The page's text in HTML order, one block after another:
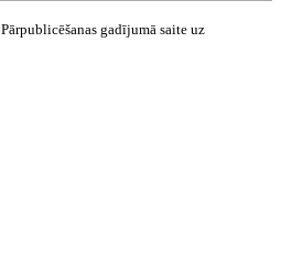
. Pārpublicēšanas gadījumā saite uz